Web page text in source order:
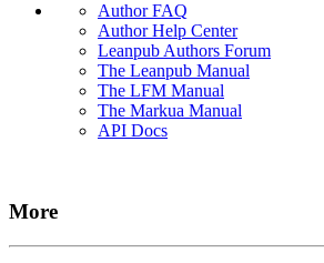
Author FAQ
Author Help Center
Leanpub Authors Forum
The Leanpub Manual
The LFM Manual
The Markua Manual
API Docs
More